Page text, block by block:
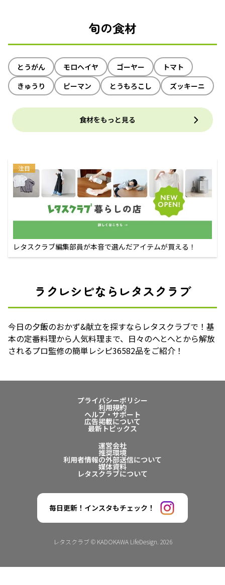
旬の食材
とうがん モロヘイヤ ゴーヤー
トマト
きゅうり
ピーマン とうもろこし ズッキーニ
食材をもっと見る
注目
レタスクラブ編集部員が本音で選んだアイテムが買える！
ラクレシピならレタスクラブ
今日の夕飯のおかず&献立を探すならレタスクラブで！基
本の定番料理から人気料理まで、日々のへとへとから解放
されるプロ監修の簡単レシピ36582品をご紹介！
プライバシーポリシー
利用規約
ヘルプ・サポート
広告掲載について
最新トピックス
運営会社
推奨環境
利用者情報の外部送信について
媒体資料
レタスクラブについて
毎日更新！インスタもチェック！
レタスクラブ © KADOKAWA LifeDesign. 2026